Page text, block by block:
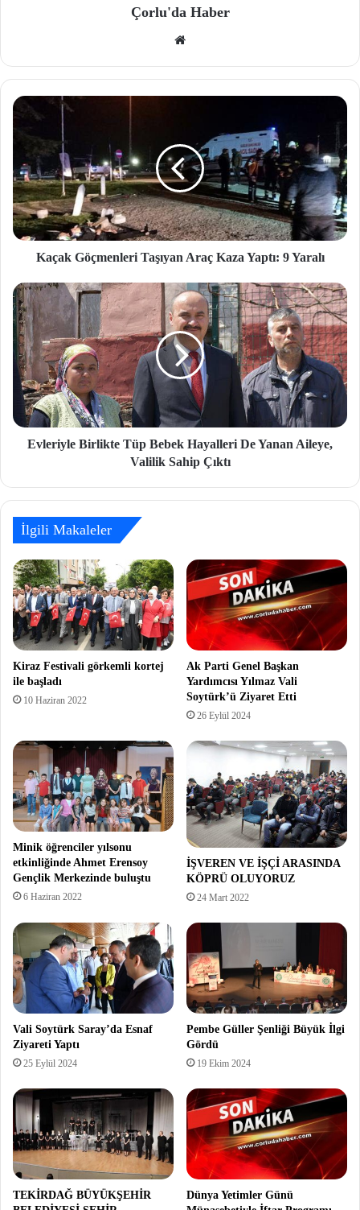
Çorlu'da Haber
site
si
Kaçak Göçmenleri Taşıyan Araç Kaza Yaptı: 9 Yaralı
Evleriyle Birlikte Tüp Bebek Hayalleri De Yanan Aileye,
Valilik Sahip Çıktı
İlgili Makaleler
Kiraz Festivali görkemli kortej
ile başladı
10 Haziran 2022
Ak Parti Genel Başkan
Yardımcısı Yılmaz Vali
Soytürk’ü Ziyaret Etti
26 Eylül 2024
Minik öğrenciler yılsonu
etkinliğinde Ahmet Erensoy
Gençlik Merkezinde buluştu
6 Haziran 2022
İŞVEREN VE İŞÇİ ARASINDA
KÖPRÜ OLUYORUZ
24 Mart 2022
Vali Soytürk Saray’da Esnaf
Ziyareti Yaptı
25 Eylül 2024
Pembe Güller Şenliği Büyük İlgi
Gördü
19 Ekim 2024
TEKİRDAĞ BÜYÜKŞEHİR
Dünya Yetimler Günü